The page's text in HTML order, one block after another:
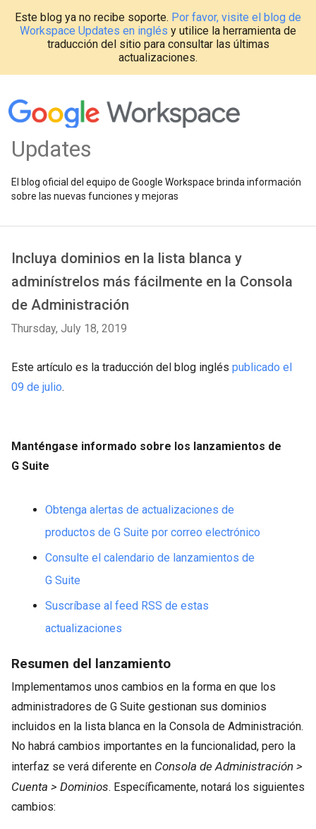
Este blog ya no recibe soporte. Por favor, visite el blog de
Workspace Updates en inglés y utilice la herramienta de
traducción del sitio para consultar las últimas
actualizaciones.
Updates
El blog oficial del equipo de Google Workspace brinda información
sobre las nuevas funciones y mejoras
Incluya dominios en la lista blanca y
adminístrelos más fácilmente en la Consola
de Administración
Thursday, July 18, 2019
Este artículo es la traducción del blog inglés publicado el
09 de julio.
Manténgase informado sobre los lanzamientos de
G Suite
Obtenga alertas de actualizaciones de
productos de G Suite por correo electrónico
Consulte el calendario de lanzamientos de
G Suite
Suscríbase al feed RSS de estas
actualizaciones
Resumen del lanzamiento
Implementamos unos cambios en la forma en que los
administradores de G Suite gestionan sus dominios
incluidos en la lista blanca en la Consola de Administración.
No habrá cambios importantes en la funcionalidad, pero la
interfaz se verá diferente en Consola de Administración >
Cuenta > Dominios. Específicamente, notará los siguientes
cambios: